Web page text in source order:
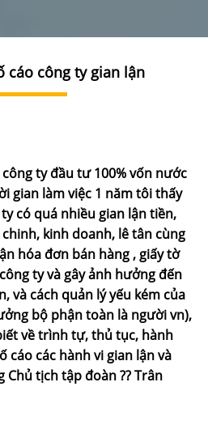
cáo công ty gian lận
ty đầu tư 100% vốn nước
gian làm việc 1 năm tôi thấy
có quá nhiều gian lận tiền,
kinh doanh, lê tân cùng
hóa đơn bán hàng , giấy tờ
ty và gây ảnh hưởng đến
và cách quản lý yếu kém của
bộ phận toàn là người vn),
về trình tự, thủ tục, hành
cáo các hành vi gian lận và
Chủ tịch tập đoàn ?? Trân